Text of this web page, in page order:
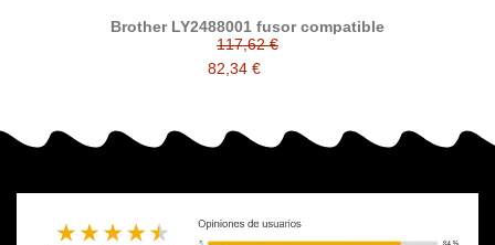
Brother LY2488001 fusor compatible
117,62 €
82,34 €